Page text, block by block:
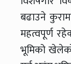
बढाउने
महत्वपूर्ण
भूमिको